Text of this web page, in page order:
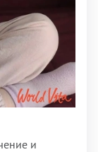
и